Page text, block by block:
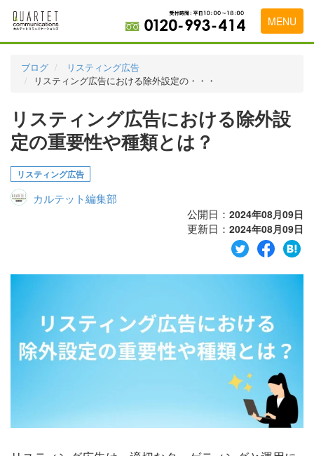
MENU
料金表
実績・お客様の声
初めて導入をお考えの方
代理店の乗り換えをお考えの方
広告代理店・HP制作会社様へ
ブログ
リスティング広告
リスティング広告における除外設定の・・・
リスティング広告における除外設
定の重要性や種類とは？
リスティング広告
カルテット編集部
公開日： 2024年08月09日
更新日： 2024年08月09日